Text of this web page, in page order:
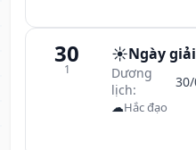
30
1
☀️Ngày
Dương
lịch:
☁Hắc đạo